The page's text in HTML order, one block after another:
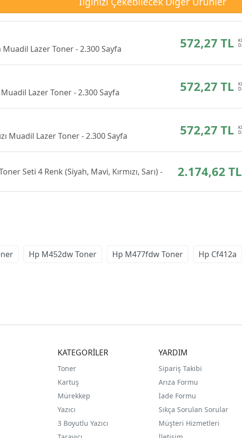
Muadil Lazer Toner - 2.300 Sayfa
572,27 TL
Lazer Toner - 2.300 Sayfa
572,27 TL
Muadil Lazer Toner - 2.300 Sayfa
572,27 TL
Seti 4 Renk (Siyah, Mavi, Kırmızı, Sarı) -
2.174,62 TL
Hp M452dw Toner Hp M477fdw Toner Hp Cf412a
KATEGORİLER
Toner
Kartuş
Mürekkep
Yazıcı
3 Boyutlu Yazıcı
YARDIM
Sipariş Takibi
Arıza Formu
İade Formu
Sıkça Sorulan Sorular
Müşteri Hizmetleri